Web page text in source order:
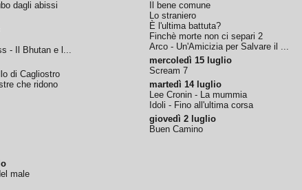
dagli abissi
- Il Bhutan e l...
di Cagliostro
che ridono
male
Il bene comune
Lo straniero
È l'ultima battuta?
Finchè morte non ci separi 2
Arco - Un'Amicizia per Salvare il ...
mercoledì 15 luglio
Scream 7
martedì 14 luglio
Lee Cronin - La mummia
Idoli - Fino all'ultima corsa
giovedì 2 luglio
Buen Camino